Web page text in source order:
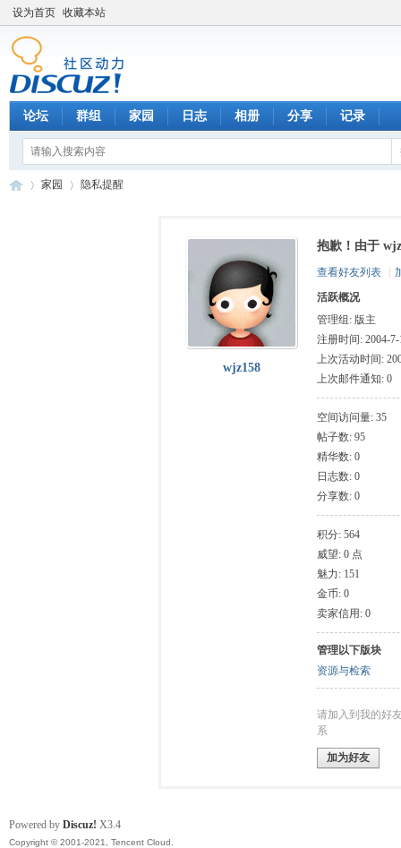
设为首页 收藏本站
论坛 群组 家园 日志 相册 分享 记录
家园 隐私提醒
wjz158
抱歉！由于
查看好友列表
活跃概况
管理组: 版主
注册时间: 2004-7-
上次活动时间:
上次邮件通知: 0
空间访问量: 35
帖子数: 95
精华数: 0
日志数: 0
分享数: 0
积分: 564
威望: 0 点
魅力: 151
金币: 0
卖家信用: 0
管理以下版块
资源与检索
请加入到我的好
系
加为好友
Powered by Discuz! X3.4
Copyright © 2001-2021, Tencent Cloud.